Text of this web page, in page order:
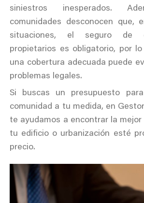
siniestros inesperados.
comunidades desconocen que,
situaciones, el seguro de
propietarios es obligatorio, por
una cobertura adecuada puede
problemas legales.
Si buscas un presupuesto
comunidad a tu medida, en
te ayudamos a encontrar la mejor
tu edificio o urbanización esté
precio.